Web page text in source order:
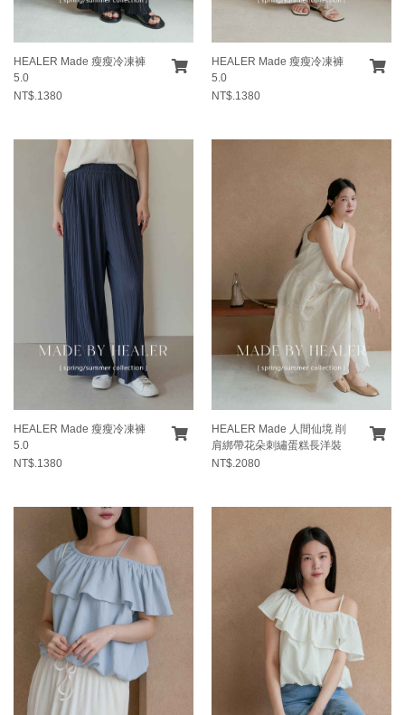
HEALER Made 瘦瘦冷凍褲
5.0
NT$.1380
HEALER Made 瘦瘦冷凍褲
5.0
NT$.1380
HEALER Made 瘦瘦冷凍褲
5.0
NT$.1380
HEALER Made 人間仙境 削
肩綁帶花朵刺繡蛋糕長洋裝
NT$.2080